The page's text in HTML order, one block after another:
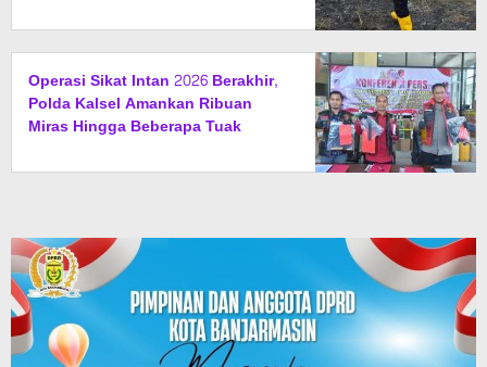
Operasi Sikat Intan 2026 Berakhir,
Polda Kalsel Amankan Ribuan
Miras Hingga Beberapa Tuak